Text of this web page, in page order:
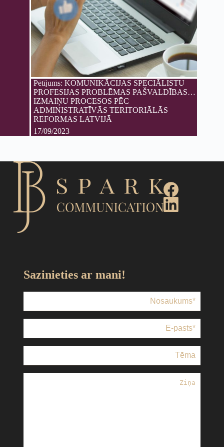
Pētījums: KOMUNIKĀCIJAS SPECIĀLISTU
PROFESIJAS PROBLĒMAS PAŠVALDĪBAS
IZMAIŅU PROCESOS PĒC
ADMINISTRATĪVĀS TERITORIĀLĀS
REFORMAS LATVIJĀ
17/09/2023
Sazinieties ar mani!